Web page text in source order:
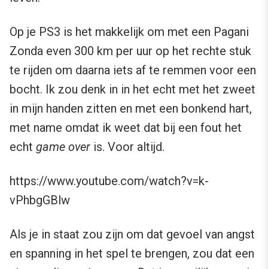
Op je PS3 is het makkelijk om met een Pagani
Zonda even 300 km per uur op het rechte stuk
te rijden om daarna iets af te remmen voor een
bocht. Ik zou denk in in het echt met het zweet
in mijn handen zitten en met een bonkend hart,
met name omdat ik weet dat bij een fout het
echt game over is. Voor altijd.
https://www.youtube.com/watch?v=k-
vPhbgGBlw
Als je in staat zou zijn om dat gevoel van angst
en spanning in het spel te brengen, zou dat een